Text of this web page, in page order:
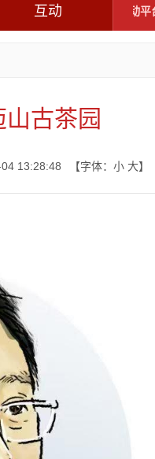
互动
建头条微信公众号
党群联系互动平台
古茶园
13:28:48 【字体： 小 大】